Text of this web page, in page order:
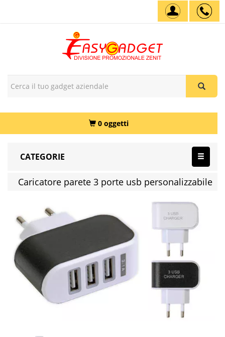
0 oggetti
CATEGORIE
Caricatore parete 3 porte usb personalizzabile